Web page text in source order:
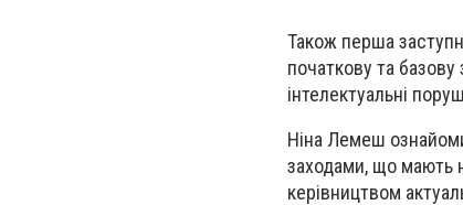
Також перша
початкову та
інтелектуальні
Ніна Лемеш
заходами, що мають
керівництвом